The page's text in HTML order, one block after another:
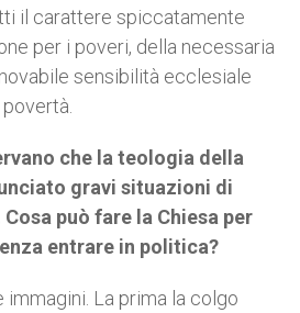
il carattere spiccatamente
per i poveri, della necessaria
sensibilità ecclesiale
che la teologia della
gravi situazioni di
può fare la Chiesa per
entrare in politica?
immagini. La prima la colgo